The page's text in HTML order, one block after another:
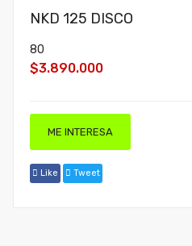
NKD 125 DISCO
80
$3.890.000
ME INTERESA
Like Tweet